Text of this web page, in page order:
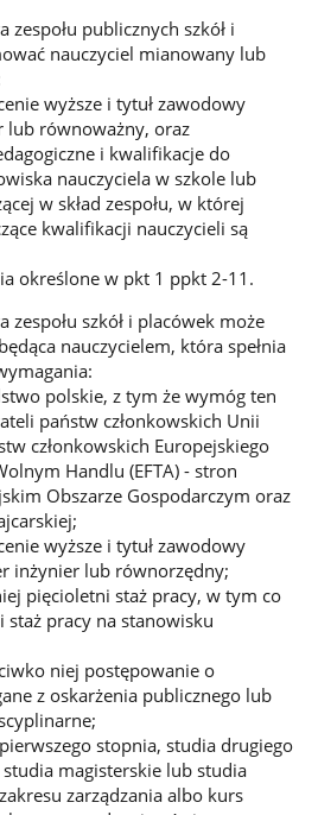
publicznych szkół i
nauczyciel mianowany lub
wyższe i tytuł zawodowy
lub równoważny, oraz
i kwalifikacje do
nauczyciela w szkole lub
w skład zespołu, w której
kwalifikacji nauczycieli są
określone w pkt 1 ppkt 2-11.
szkół i placówek może
nauczycielem, która spełnia
polskie, z tym że wymóg ten
państw członkowskich Unii
członkowskich Europejskiego
Handlu (EFTA) - stron
Obszarze Gospodarczym oraz
wyższe i tytuł zawodowy
inżynier lub równorzędny;
pięcioletni staż pracy, w tym co
pracy na stanowisku
niej postępowanie o
z oskarżenia publicznego lub
stopnia, studia drugiego
magisterskie lub studia
zarządzania albo kurs